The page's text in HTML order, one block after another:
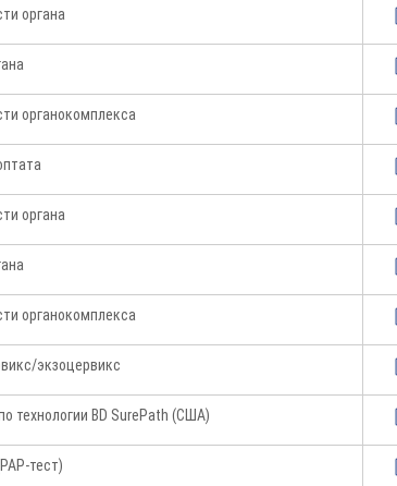
органа
органокомплекса
органа
органокомплекса
экзоцервикс
технологии BD SurePath (США)
тест)